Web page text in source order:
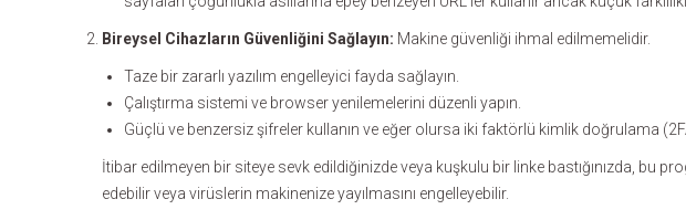
Bireysel Cihazların Güvenliğini Sağlayın: Makine güvenliği ihmal edilmemelidir.
Taze bir zararlı yazılım engelleyici fayda sağlayın.
Çalıştırma sistemi ve browser yenilemelerini düzenli yapın.
Güçlü ve benzersiz şifreler kullanın ve eğer olursa iki faktörlü kimlik doğrulama
İtibar edilmeyen bir siteye sevk edildiğinizde veya kuşkulu bir linke bastığınızda, bu
edebilir veya virüslerin makinenize yayılmasını engelleyebilir.